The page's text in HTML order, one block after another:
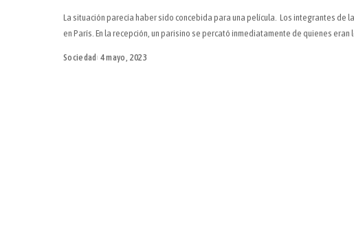
La situación parecía haber sido concebida para una película. Los integrantes de
en París. En la recepción, un parisino se percató inmediatamente de quienes eran
Sociedad 4 mayo, 2023